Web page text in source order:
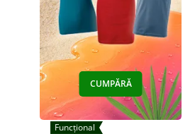
CUMPĂRĂ
Funcțional